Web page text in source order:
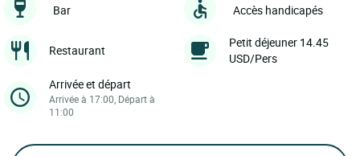
Bar Accès handicapés
Restaurant
Petit déjeuner 14.45
USD/Pers
Arrivée et départ
Arrivée à 17:00, Départ à
11:00